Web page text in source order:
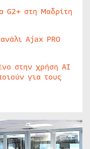
G2+ στη Μαδρίτη
Ajax PRO
στην χρήση AI
για τους